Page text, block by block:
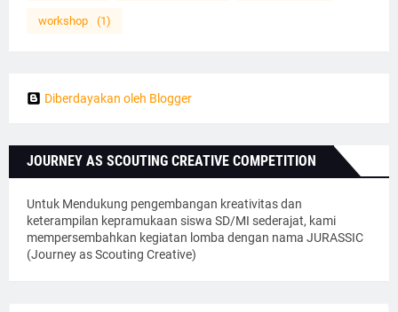
workshop (1)
Diberdayakan oleh Blogger
JOURNEY AS SCOUTING CREATIVE COMPETITION
Untuk Mendukung pengembangan kreativitas dan
keterampilan kepramukaan siswa SD/MI sederajat, kami
mempersembahkan kegiatan lomba dengan nama JURASSIC
(Journey as Scouting Creative)